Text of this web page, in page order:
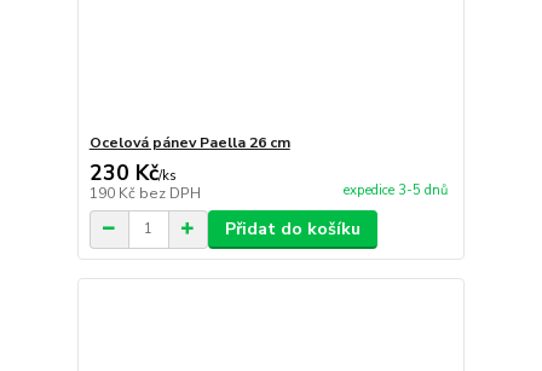
Ocelová pánev Paella 26 cm
230 Kč/ks
190 Kč bez DPH expedice 3-5 dnů
Přidat do košíku